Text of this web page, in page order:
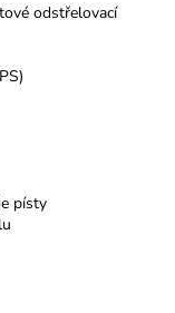
odstřelovací
písty